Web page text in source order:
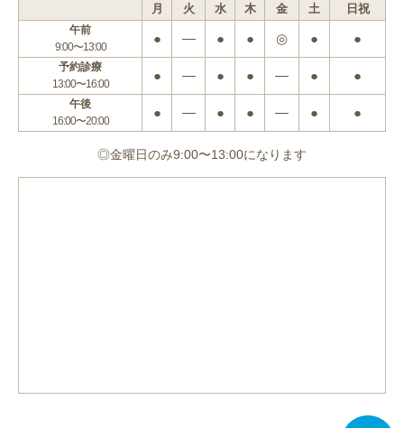
月 火 水 木 金 土 日祝
午前
9:00〜13:00
● ― ● ● ◎ ● ●
予約診療
13:00〜16:00
● ― ● ● ― ● ●
午後
16:00〜20:00
● ― ● ● ― ● ●
◎金曜日のみ9:00〜13:00になります